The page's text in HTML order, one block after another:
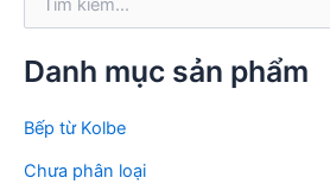
:
k
i
m
Danh mục sản phẩm
Bếp từ Kolbe
Chưa phân loại